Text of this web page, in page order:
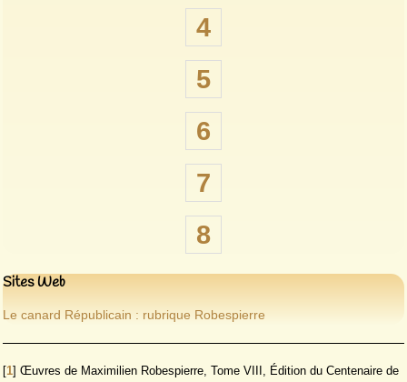
4
5
6
7
8
Sites Web
Le canard Républicain : rubrique Robespierre
[1] Œuvres de Maximilien Robespierre, Tome VIII, Édition du Centenaire de